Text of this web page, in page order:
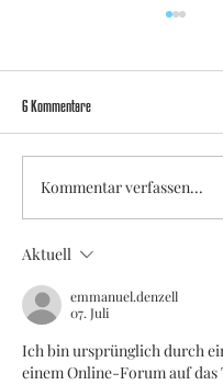
Abschiede, Traumstart,
Viktoria schlägt
6 Kommentare
Kommentar verfassen...
Aktuell
emmanuel.denzell
07. Juli
Ich bin ursprünglich durch
einem Online-Forum auf das